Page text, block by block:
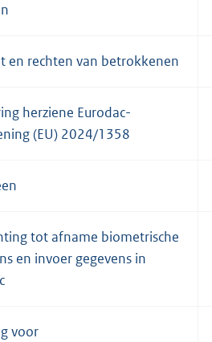
en rechten van betrokkenen
herziene Eurodac-
(EU) 2024/1358
tot afname biometrische
en invoer gegevens in
voor